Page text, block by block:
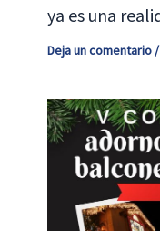
ya es una
Deja un comentario /